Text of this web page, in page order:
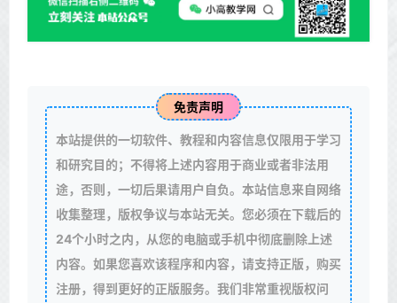
免责声明
本站提供的一切软件、教程和内容信息仅限用于学习
和研究目的；不得将上述内容用于商业或者非法用
途，否则，一切后果请用户自负。本站信息来自网络
收集整理，版权争议与本站无关。您必须在下载后的
24个小时之内，从您的电脑或手机中彻底删除上述
内容。如果您喜欢该程序和内容，请支持正版，购买
注册，得到更好的正版服务。我们非常重视版权问